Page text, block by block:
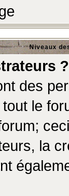
Niveaux
?
des
le
la